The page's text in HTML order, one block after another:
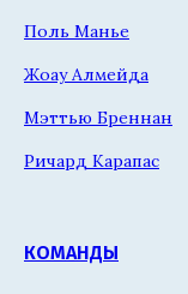
Поль Манье
Жоау Алмейда
Мэттью Бреннан
Ричард Карапас
КОМАНДЫ